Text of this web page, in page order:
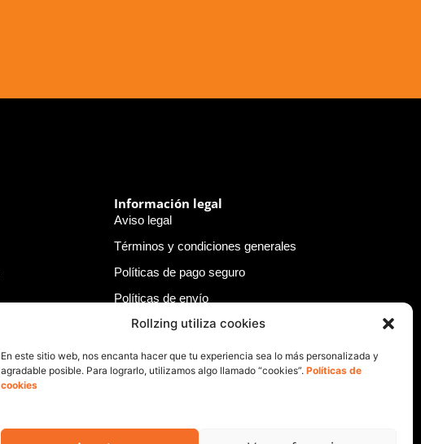
Rollzing utiliza cookies
En este sitio web, nos encanta hacer que tu experiencia sea lo más personalizada y
agradable posible. Para lograrlo, utilizamos algo llamado “cookies”. Políticas de
cookies
Información legal
Aviso legal
Términos y condiciones generales
Políticas de pago seguro
Políticas de envío
Políticas de devolución
Políticas de privacidad
Política de cookies